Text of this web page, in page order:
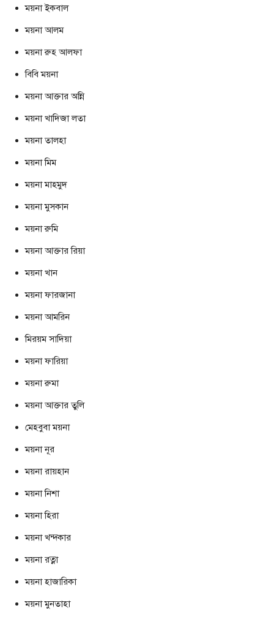
ময়না ইকবাল
ময়না আলম
ময়না রুহ আলফা
বিবি ময়না
ময়না আক্তার অন্নি
ময়না খাদিজা লতা
ময়না তালহা
ময়না মিম
ময়না মাহমুদ
ময়না মুসকান
ময়না রুমি
ময়না আক্তার রিয়া
ময়না খান
ময়না ফারজানা
ময়না আমরিন
মিরয়ম সাদিয়া
ময়না ফারিয়া
ময়না রুমা
ময়না আক্তার তুলি
মেহবুবা ময়না
ময়না নূর
ময়না রায়হান
ময়না নিশা
ময়না হিরা
ময়না খন্দকার
ময়না রত্না
ময়না হাজারিকা
ময়না মুনতাহা